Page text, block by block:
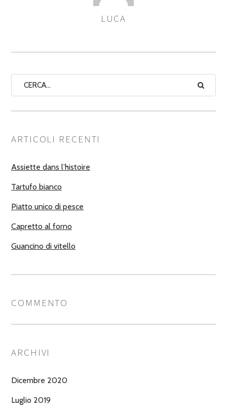
LUCA
ARTICOLI RECENTI
Assiette dans l’histoire
Tartufo bianco
Piatto unico di pesce
Capretto al forno
Guancino di vitello
COMMENTO
ARCHIVI
Dicembre 2020
Luglio 2019